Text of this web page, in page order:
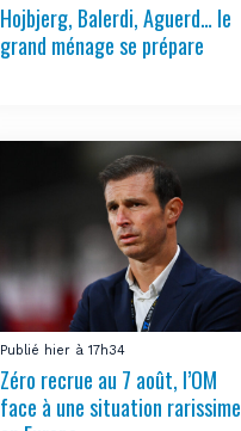
Hojbjerg, Balerdi, Aguerd… le
grand ménage se prépare
Publié hier à 17h34
Zéro recrue au 7 août, l’OM
face à une situation rarissime